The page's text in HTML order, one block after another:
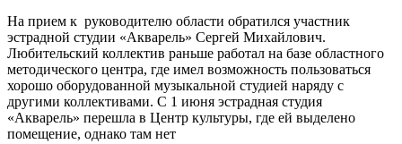
На прием к руководителю области обратился участник
эстрадной студии «Акварель» Сергей Михайлович.
Любительский коллектив раньше работал на базе областного
методического центра, где имел возможность пользоваться
хорошо оборудованной музыкальной студией наряду с
другими коллективами. С 1 июня эстрадная студия
«Акварель» перешла в Центр культуры, где ей выделено
помещение, однако там нет